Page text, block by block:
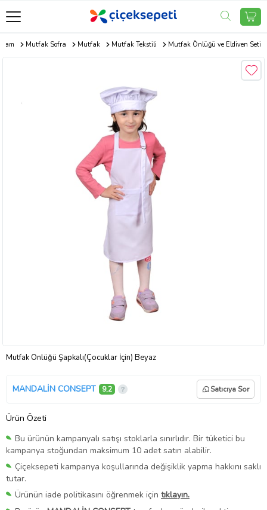
Mutfak Sofra Mutfak Mutfak Tekstili Mutfak Önlüğü ve Eldiven Seti
Mutfak Önlüğü Şapkalı(Çocuklar İçin) Beyaz
MANDALİN CONSEPT 9,2 Satıcıya Sor
Ürün Özeti
Bu ürünün kampanyalı satışı stoklarla sınırlıdır. Bir tüketici bu
kampanya stoğundan maksimum 10 adet satın alabilir.
Çiçeksepeti kampanya koşullarında değişiklik yapma hakkını saklı
tutar.
Ürünün iade politikasını öğrenmek için tıklayın.